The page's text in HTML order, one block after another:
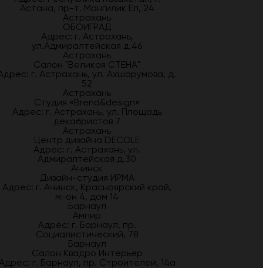
Астана, пр-т. Мангилик Ел, 24
Астрахань
ОБОИГРАД
Адрес: г. Астрахань,
ул.Адмиралтейская д.46
Астрахань
Салон "Великая СТЕНА"
г. Астрахань, ул. Ахшарумова, д.
52
Астрахань
Студия «Brend&design»
Адрес: г. Астрахань, ул. Площадь
декабристов 7
Астрахань
Центр дизайна DECOLE
Адрес: г. Астрахань, ул.
Адмиралтейская д.30
Ачинск
Дизайн-студия ИРМА
Адрес: г. Ачинск, Красноярский край,
м-он 4, дом 14
Барнаул
Ампир
Адрес: г. Барнаул, пр.
Социалистический, 78
Барнаул
Салон Квадро Интерьер
г. Барнаул, пр. Строителей, 14а